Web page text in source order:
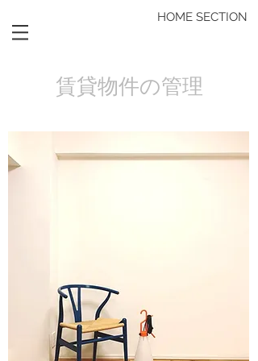
HOME SECTION
​賃貸物件の管理